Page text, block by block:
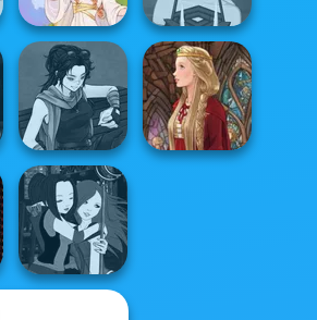
Greek Gods Elven Makeover
Manga Creator
Star Wars: Page...